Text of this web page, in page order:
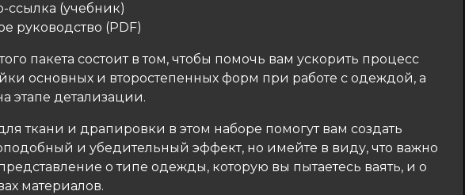
ссылка (учебник)
руководство (PDF)
пакета состоит в том, чтобы помочь вам ускорить процесс
основных и второстепенных форм при работе с одеждой, а
этапе детализации.
ткани и драпировки в этом наборе помогут вам создать
и убедительный эффект, но имейте в виду, что важно
о типе одежды, которую вы пытаетесь ваять, и о
материалов.